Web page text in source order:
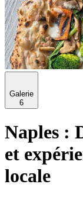
Galerie
6
Naples :
et
locale